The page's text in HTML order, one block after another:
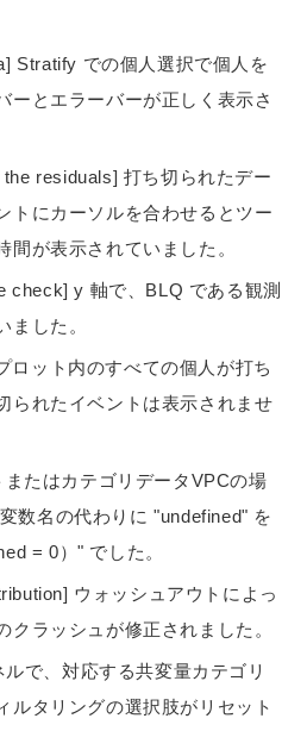
Stratify での個人選択で個人を
ーとエラーバーが正しく表示さ
residuals] 打ち切られたデー
トにカーソルを合わせるとツー
間が表示されていました。
check] y 軸で、BLQ である観測
ました。
ロット内のすべての個人が打ち
られたイベントは表示されませ
たはカテゴリデータVPCの場
数名の代わりに "undefined" を
= 0）" でした。
ウォッシュアウトによっ
クラッシュが修正されました。
で、対応する共変量カテゴリ
ルタリングの選択肢がリセット